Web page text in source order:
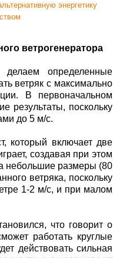
энергетику
ветрогенератора
делаем определенные
ветряк с максимально
В первоначальном
результаты, поскольку
до 5 м/с.
который включает две
создавая при этом
небольшие размеры (80
ветряка, поскольку
1-2 м/с, и при малом
что говорит о
работать круглые
действовать сильная